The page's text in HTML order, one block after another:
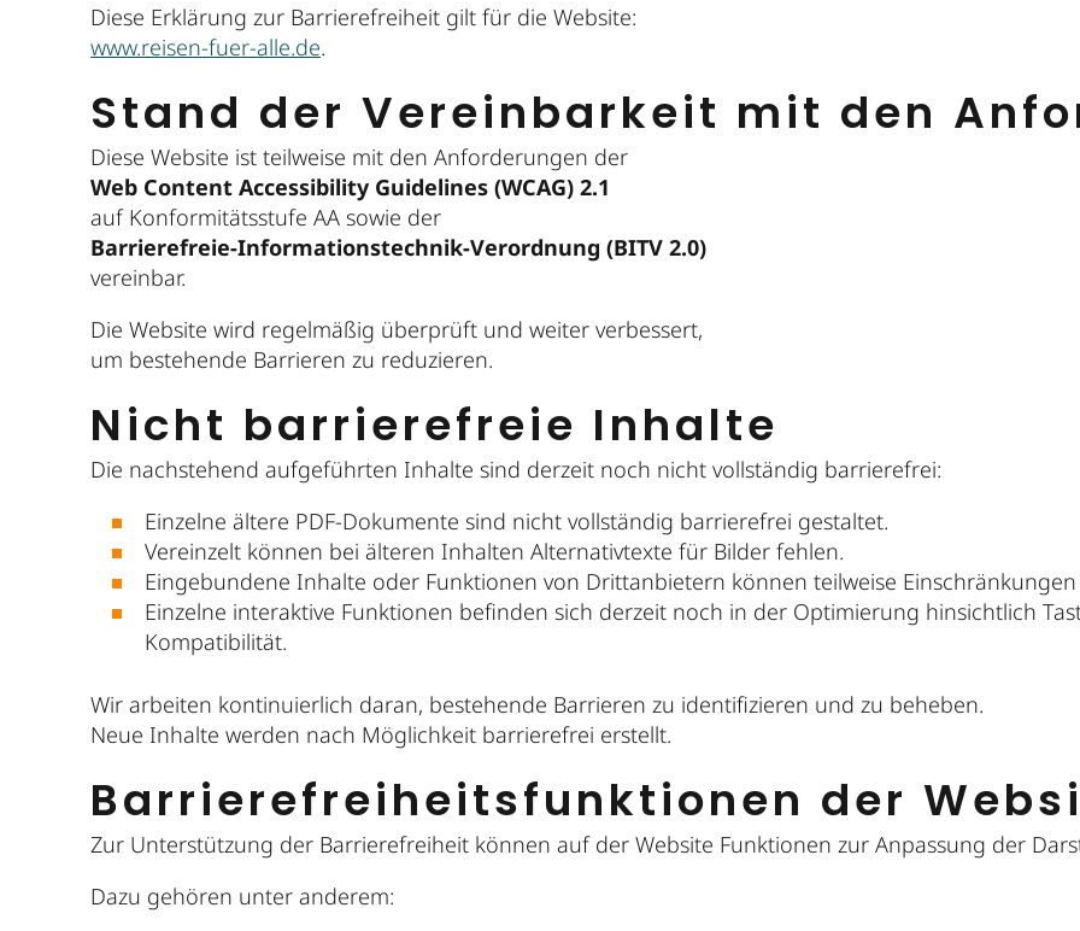
Diese Erklärung zur Barrierefreiheit gilt für die Website:
www.reisen-fuer-alle.de.
Stand der Vereinbarkeit mit den
Diese Website ist teilweise mit den Anforderungen der
Web Content Accessibility Guidelines (WCAG) 2.1
auf Konformitätsstufe AA sowie der
Barrierefreie-Informationstechnik-Verordnung (BITV 2.0)
vereinbar.
Die Website wird regelmäßig überprüft und weiter verbessert,
um bestehende Barrieren zu reduzieren.
Nicht barrierefreie Inhalte
Die nachstehend aufgeführten Inhalte sind derzeit noch nicht vollständig barrierefrei:
Einzelne ältere PDF-Dokumente sind nicht vollständig barrierefrei gestaltet.
Vereinzelt können bei älteren Inhalten Alternativtexte für Bilder fehlen.
Eingebundene Inhalte oder Funktionen von Drittanbietern können teilweise
Einzelne interaktive Funktionen befinden sich derzeit noch in der Optimierung hinsichtlich
Kompatibilität.
Wir arbeiten kontinuierlich daran, bestehende Barrieren zu identifizieren und zu beheben.
Neue Inhalte werden nach Möglichkeit barrierefrei erstellt.
Barrierefreiheitsfunktionen der
Zur Unterstützung der Barrierefreiheit können auf der Website Funktionen zur Anpassung der
Dazu gehören unter anderem: